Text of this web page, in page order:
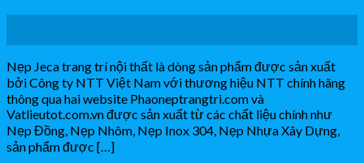
Nẹp Jeca trang trí nội thất là dòng sản phẩm được sản xuất
bởi Công ty NTT Việt Nam với thương hiệu NTT chính hãng
thông qua hai website Phaoneptrangtri.com và
Vatlieutot.com.vn được sản xuất từ các chất liệu chính như
Nẹp Đồng, Nẹp Nhôm, Nẹp Inox 304, Nẹp Nhựa Xây Dựng,
sản phẩm được […]